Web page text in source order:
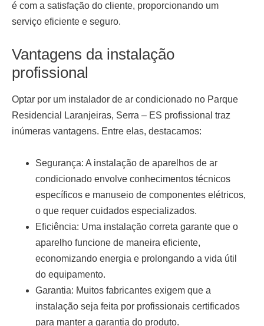
é com a satisfação do cliente, proporcionando um
serviço eficiente e seguro.
Vantagens da instalação
profissional
Optar por um instalador de ar condicionado no Parque
Residencial Laranjeiras, Serra – ES profissional traz
inúmeras vantagens. Entre elas, destacamos:
Segurança: A instalação de aparelhos de ar
condicionado envolve conhecimentos técnicos
específicos e manuseio de componentes elétricos,
o que requer cuidados especializados.
Eficiência: Uma instalação correta garante que o
aparelho funcione de maneira eficiente,
economizando energia e prolongando a vida útil
do equipamento.
Garantia: Muitos fabricantes exigem que a
instalação seja feita por profissionais certificados
para manter a garantia do produto.